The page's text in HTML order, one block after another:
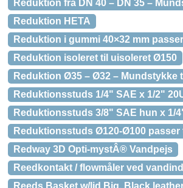
Reduktion fra DN 40 – DN 35 –
Reduktion HETA
Reduktion i gummi 40×32 mm
Reduktion isoleret til uisoleret Ø150
Reduktion Ø35 – Ø32 – Mundstykke
Reduktionsstuds 1/4" SAE x 1/2"
Reduktionsstuds 3/8" SAE hun x 1/
Reduktionsstuds Ø120-Ø100 passer
Redway 3D Opti-mystÂ® Vandpejs
Reedkontakt / flowmåler ved
Reeds Basket w/lid Big, Black